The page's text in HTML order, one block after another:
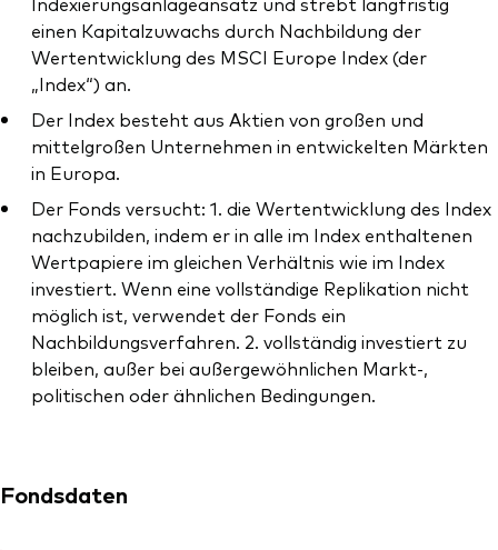
Dienstleistungen
Portfolio-Services
LifePlan-Modellportfolios
einen Kapitalzuwachs durch Nachbildung der
Wertentwicklung des MSCI Europe Index (der
„Index“) an.
Der Index besteht aus Aktien von großen und
mittelgroßen Unternehmen in entwickelten Märkten
in Europa.
Der Fonds versucht: 1. die Wertentwicklung des Index
nachzubilden, indem er in alle im Index enthaltenen
Wertpapiere im gleichen Verhältnis wie im Index
investiert. Wenn eine vollständige Replikation nicht
möglich ist, verwendet der Fonds ein
Nachbildungsverfahren. 2. vollständig investiert zu
bleiben, außer bei außergewöhnlichen Markt-,
politischen oder ähnlichen Bedingungen.
Fondsdaten